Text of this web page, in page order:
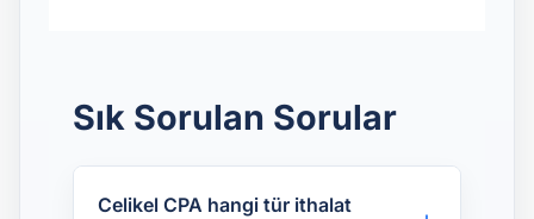
Sık Sorulan Sorular
Celikel CPA hangi tür ithalat